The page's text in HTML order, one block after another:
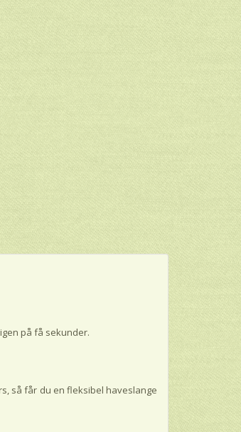
på få sekunder.
så får du en fleksibel haveslange